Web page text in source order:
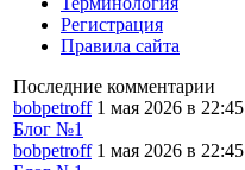
Регистрация
Правила сайта
Последние комментарии
bobpetroff1 мая 2026 в 22:45
Блог №1
bobpetroff1 мая 2026 в 22:45